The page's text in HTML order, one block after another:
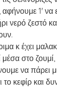
1' να
νερό ζεστό
κ έχει
στο
να πάρει
το κεφίρ και